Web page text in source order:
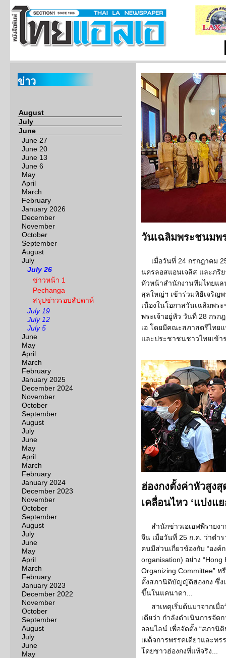
ข่าว
August
July
June
June 27
June 20
June 13
June 6
May
April
March
February
January 2026
December
November
October
September
August
July
July 26
ข่าวหน้า 1
Pechanga
สรุปข่าวรอบสัปดาห์
July 19
July 12
July 5
June
May
April
March
February
January 2025
December 2024
November
October
September
August
July
June
May
April
March
February
January 2024
December 2023
November
October
September
August
July
June
May
April
March
February
January 2023
December 2022
November
October
September
August
July
June
May
วันเฉลิมพระชนมพ
เมื่อวันที่ 24 กรกฎาคม
นครลอสแอนเจลิส และภริ
หัวหน้าสำนักงานทีมไทยแ
สุลใหญ่ฯ เข้าร่วมพิธีเจริญ
เนื่องในโอกาสวันเฉลิมพร
พระเจ้าอยู่หัว วันที่ 28 กร
เอ โดยมีคณะสภาสตรีไทย
และประชาชนชาวไทยเข้า
ฮ่องกงตั้งค่าหัวสูง
เคลื่อนไหว ‘แบ่งแ
สำนักข่าวเอเอฟพีรายง
จีน เมื่อวันที่ 25 ก.ค. ว่าตำ
คนมีส่วนเกี่ยวข้องกับ “องค์
organisation) อย่าง
Organizing Committee”
ตั้งสภานิติบัญญัติฮ่องกง ซึ่ง
ขึ้นในแคนาดา...
สาเหตุเริ่มต้นมาจากเมื่
เดียว่า กำลังดำเนินการจัด
ออนไลน์ เพื่อจัดตั้ง “สภานิ
เผด็จการพรรคเดียวและท
โดยชาวฮ่องกงที่แท้จริง...